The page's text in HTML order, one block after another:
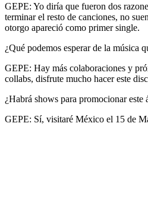
GEPE: Yo diría que fueron dos
terminar el resto de canciones, no
otorgo apareció como primer single.
¿Qué podemos esperar de la música
GEPE: Hay más colaboraciones y
collabs, disfrute mucho hacer este
¿Habrá shows para promocionar este
GEPE: Sí, visitaré México el 15 de